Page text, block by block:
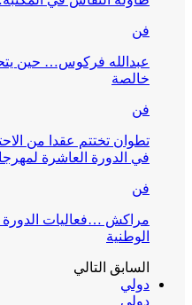
فن
عبدالله فركوس… حين
خالصة
فن
تطوان تختتم عقدا من
في الدورة العاشرة
فن
مراكش …فعاليات الدورة
الوطنية
السابق التالي
دولي
دولي